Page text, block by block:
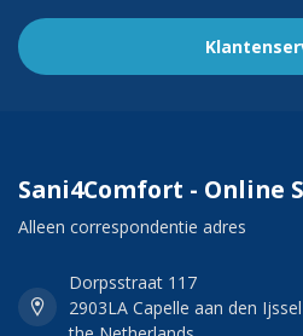
Sani4Comfort - Online
Alleen correspondentie adres
Dorpsstraat 117
2903LA Capelle aan den Ijssel